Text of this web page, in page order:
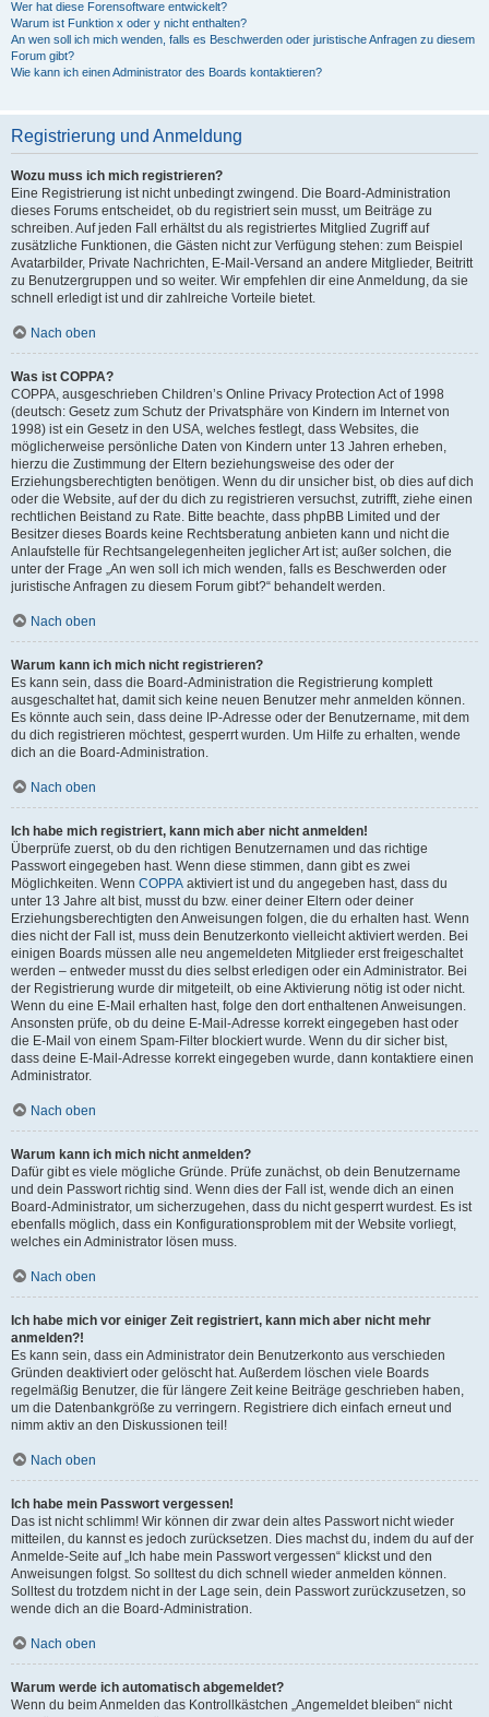
Wer hat diese Forensoftware entwickelt?
Warum ist Funktion x oder y nicht enthalten?
An wen soll ich mich wenden, falls es Beschwerden oder juristische Anfragen zu diesem
Forum gibt?
Wie kann ich einen Administrator des Boards kontaktieren?
Registrierung und Anmeldung
Wozu muss ich mich registrieren?
Eine Registrierung ist nicht unbedingt zwingend. Die Board-Administration
dieses Forums entscheidet, ob du registriert sein musst, um Beiträge zu
schreiben. Auf jeden Fall erhältst du als registriertes Mitglied Zugriff auf
zusätzliche Funktionen, die Gästen nicht zur Verfügung stehen: zum Beispiel
Avatarbilder, Private Nachrichten, E-Mail-Versand an andere Mitglieder, Beitritt
zu Benutzergruppen und so weiter. Wir empfehlen dir eine Anmeldung, da sie
schnell erledigt ist und dir zahlreiche Vorteile bietet.
Nach oben
Was ist COPPA?
COPPA, ausgeschrieben Children’s Online Privacy Protection Act of 1998
(deutsch: Gesetz zum Schutz der Privatsphäre von Kindern im Internet von
1998) ist ein Gesetz in den USA, welches festlegt, dass Websites, die
möglicherweise persönliche Daten von Kindern unter 13 Jahren erheben,
hierzu die Zustimmung der Eltern beziehungsweise des oder der
Erziehungsberechtigten benötigen. Wenn du dir unsicher bist, ob dies auf dich
oder die Website, auf der du dich zu registrieren versuchst, zutrifft, ziehe einen
rechtlichen Beistand zu Rate. Bitte beachte, dass phpBB Limited und der
Besitzer dieses Boards keine Rechtsberatung anbieten kann und nicht die
Anlaufstelle für Rechtsangelegenheiten jeglicher Art ist; außer solchen, die
unter der Frage „An wen soll ich mich wenden, falls es Beschwerden oder
juristische Anfragen zu diesem Forum gibt?“ behandelt werden.
Nach oben
Warum kann ich mich nicht registrieren?
Es kann sein, dass die Board-Administration die Registrierung komplett
ausgeschaltet hat, damit sich keine neuen Benutzer mehr anmelden können.
Es könnte auch sein, dass deine IP-Adresse oder der Benutzername, mit dem
du dich registrieren möchtest, gesperrt wurden. Um Hilfe zu erhalten, wende
dich an die Board-Administration.
Nach oben
Ich habe mich registriert, kann mich aber nicht anmelden!
Überprüfe zuerst, ob du den richtigen Benutzernamen und das richtige
Passwort eingegeben hast. Wenn diese stimmen, dann gibt es zwei
Möglichkeiten. Wenn COPPA aktiviert ist und du angegeben hast, dass du
unter 13 Jahre alt bist, musst du bzw. einer deiner Eltern oder deiner
Erziehungsberechtigten den Anweisungen folgen, die du erhalten hast. Wenn
dies nicht der Fall ist, muss dein Benutzerkonto vielleicht aktiviert werden. Bei
einigen Boards müssen alle neu angemeldeten Mitglieder erst freigeschaltet
werden – entweder musst du dies selbst erledigen oder ein Administrator. Bei
der Registrierung wurde dir mitgeteilt, ob eine Aktivierung nötig ist oder nicht.
Wenn du eine E-Mail erhalten hast, folge den dort enthaltenen Anweisungen.
Ansonsten prüfe, ob du deine E-Mail-Adresse korrekt eingegeben hast oder
die E-Mail von einem Spam-Filter blockiert wurde. Wenn du dir sicher bist,
dass deine E-Mail-Adresse korrekt eingegeben wurde, dann kontaktiere einen
Administrator.
Nach oben
Warum kann ich mich nicht anmelden?
Dafür gibt es viele mögliche Gründe. Prüfe zunächst, ob dein Benutzername
und dein Passwort richtig sind. Wenn dies der Fall ist, wende dich an einen
Board-Administrator, um sicherzugehen, dass du nicht gesperrt wurdest. Es ist
ebenfalls möglich, dass ein Konfigurationsproblem mit der Website vorliegt,
welches ein Administrator lösen muss.
Nach oben
Ich habe mich vor einiger Zeit registriert, kann mich aber nicht mehr
anmelden?!
Es kann sein, dass ein Administrator dein Benutzerkonto aus verschieden
Gründen deaktiviert oder gelöscht hat. Außerdem löschen viele Boards
regelmäßig Benutzer, die für längere Zeit keine Beiträge geschrieben haben,
um die Datenbankgröße zu verringern. Registriere dich einfach erneut und
nimm aktiv an den Diskussionen teil!
Nach oben
Ich habe mein Passwort vergessen!
Das ist nicht schlimm! Wir können dir zwar dein altes Passwort nicht wieder
mitteilen, du kannst es jedoch zurücksetzen. Dies machst du, indem du auf der
Anmelde-Seite auf „Ich habe mein Passwort vergessen“ klickst und den
Anweisungen folgst. So solltest du dich schnell wieder anmelden können.
Solltest du trotzdem nicht in der Lage sein, dein Passwort zurückzusetzen, so
wende dich an die Board-Administration.
Nach oben
Warum werde ich automatisch abgemeldet?
Wenn du beim Anmelden das Kontrollkästchen „Angemeldet bleiben“ nicht